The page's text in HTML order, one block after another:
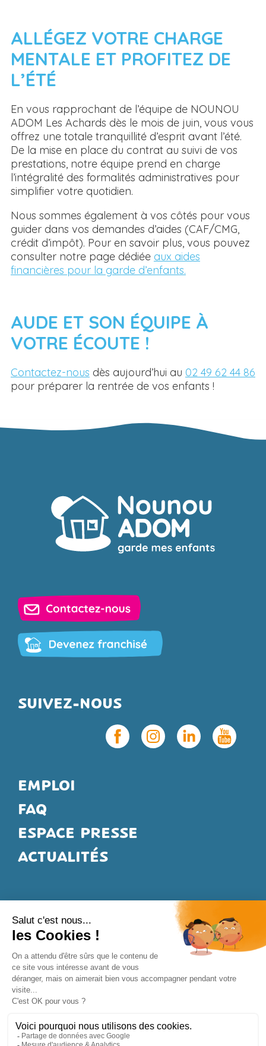
ALLÉGEZ VOTRE CHARGE
MENTALE ET PROFITEZ DE
L’ÉTÉ
En vous rapprochant de l’équipe de NOUNOU
ADOM Les Achards dès le mois de juin, vous vous
offrez une totale tranquillité d’esprit avant l’été.
De la mise en place du contrat au suivi de vos
prestations, notre équipe prend en charge
l’intégralité des formalités administratives pour
simplifier votre quotidien.
Nous sommes également à vos côtés pour vous
guider dans vos demandes d’aides (CAF/CMG,
crédit d’impôt). Pour en savoir plus, vous pouvez
consulter notre page dédiée aux aides
financières pour la garde d’enfants.
AUDE ET SON ÉQUIPE À
VOTRE ÉCOUTE !
Contactez-nous dès aujourd’hui au 02 49 62 44 86
pour préparer la rentrée de vos enfants !
SUIVEZ-NOUS
EMPLOI
FAQ
ESPACE PRESSE
ACTUALITÉS
*Selon Loi de finances